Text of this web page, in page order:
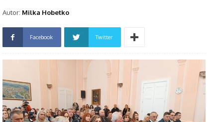
Autor: Milka Hobetko
Facebook Twitter